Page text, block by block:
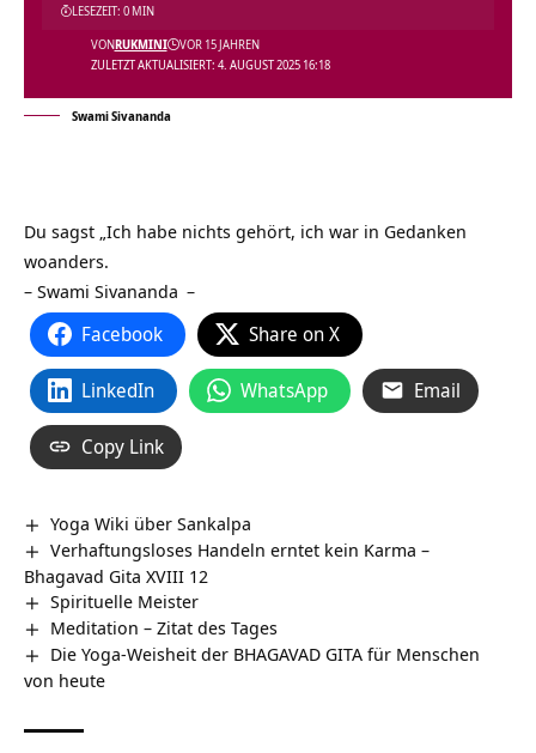
ZULETZT AKTUALISIERT: 4. AUGUST 2025 16:18
VONRUKMINI VOR 15 JAHREN
LESEZEIT: 0 MIN
Swami Sivananda
Du sagst „Ich habe nichts gehört, ich war in Gedanken
woanders.
– Swami Sivananda –
Facebook Share on X
LinkedIn WhatsApp Email
Copy Link
Yoga Wiki über Sankalpa
Verhaftungsloses Handeln erntet kein Karma –
Bhagavad Gita XVIII 12
Spirituelle Meister
Meditation – Zitat des Tages
Die Yoga-Weisheit der BHAGAVAD GITA für Menschen
von heute